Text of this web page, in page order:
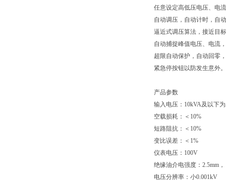
任意设定高低压电压、电
自动调压，自动计时，自
逼近式调压算法，接近目
自动捕捉峰值电压、电流
超限自动保护，自动回零
紧急停按钮以防发生意外。
产品参数
输入电压：10kVA及以下
空载损耗：＜10%
短路阻抗：＜10%
变比误差：＜1%
仪表电压：100V
绝缘油介电强度：2.5mm
电压分辨率：小0.001kV